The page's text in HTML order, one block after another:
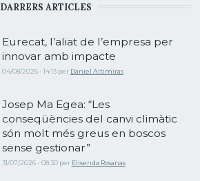
DARRERS ARTICLES
Eurecat, l’aliat de l’empresa per
innovar amb impacte
04/08/2026 - 14:13 per Daniel Altimiras
Josep Ma Egea: “Les
conseqüències del canvi climàtic
són molt més greus en boscos
sense gestionar”
31/07/2026 - 08:30 per Elisenda Rosanas